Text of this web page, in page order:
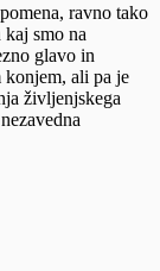
ravno tako
smo na
glavo in
konjem, ali pa je
življenjskega